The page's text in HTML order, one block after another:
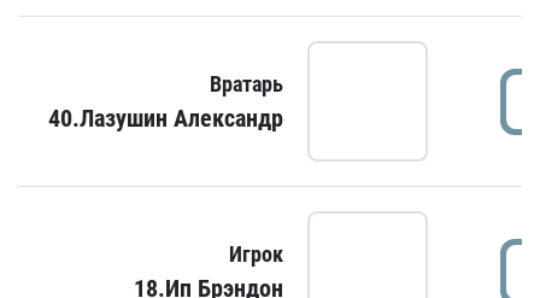
Вратарь
40.Лазушин Александр
Игрок
18.Ип Брэндон